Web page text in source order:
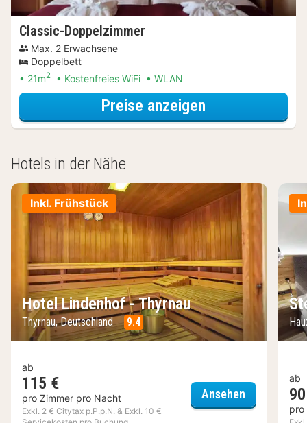
Classic-Doppelzimmer
Max. 2 Erwachsene
Doppelbett
21m2 Kostenfreies WiFi WLAN
Preise anzeigen
Hotels in der Nähe
Inkl. Frühstück
Hotel Lindenhof - Thyrnau
Thyrnau, Deutschland 9.4
ab
115 €
pro Zimmer pro Nacht
Exkl. 2 € Citytax p.P.p.N. & Exkl. 10 €
Ansehen Hotel
ab
pro